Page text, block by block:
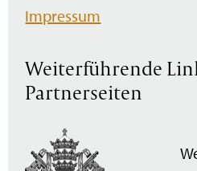
Impressum
Weiterführende
Partnerseiten